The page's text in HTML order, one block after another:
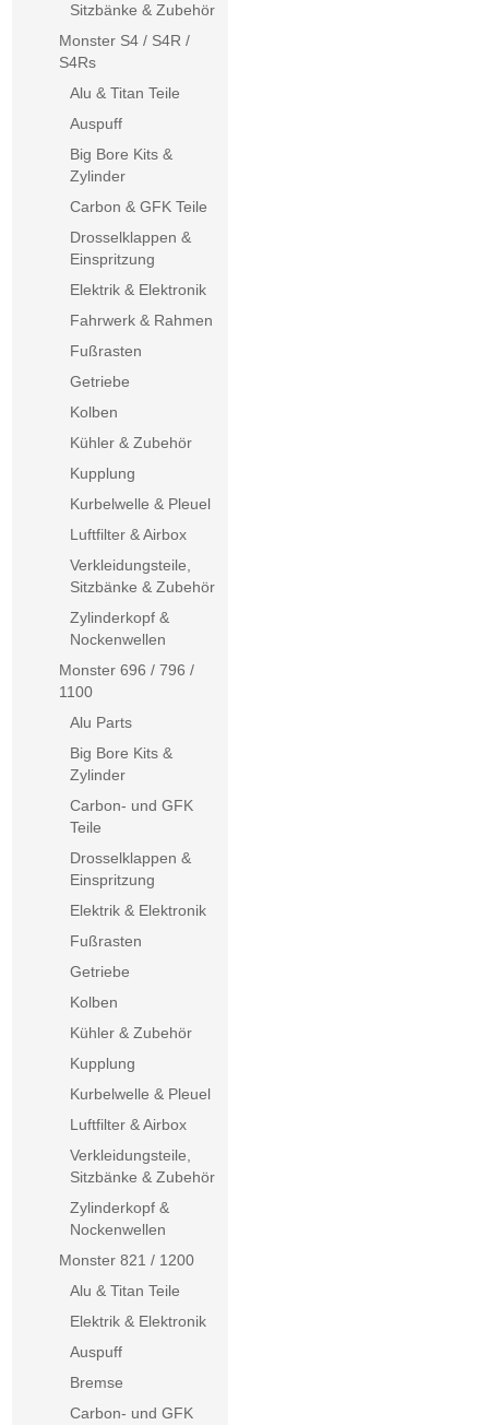
Sitzbänke & Zubehör
Monster S4 / S4R /
S4Rs
Alu & Titan Teile
Auspuff
Big Bore Kits &
Zylinder
Carbon & GFK Teile
Drosselklappen &
Einspritzung
Elektrik & Elektronik
Fahrwerk & Rahmen
Fußrasten
Getriebe
Kolben
Kühler & Zubehör
Kupplung
Kurbelwelle & Pleuel
Luftfilter & Airbox
Verkleidungsteile,
Sitzbänke & Zubehör
Zylinderkopf &
Nockenwellen
Monster 696 / 796 /
1100
Alu Parts
Big Bore Kits &
Zylinder
Carbon- und GFK
Teile
Drosselklappen &
Einspritzung
Elektrik & Elektronik
Fußrasten
Getriebe
Kolben
Kühler & Zubehör
Kupplung
Kurbelwelle & Pleuel
Luftfilter & Airbox
Verkleidungsteile,
Sitzbänke & Zubehör
Zylinderkopf &
Nockenwellen
Monster 821 / 1200
Alu & Titan Teile
Elektrik & Elektronik
Auspuff
Bremse
Carbon- und GFK